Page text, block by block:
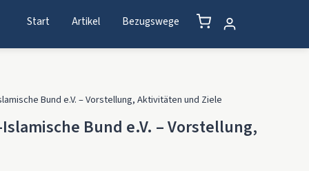
Start Artikel Bezugswege
Bund e.V. – Vorstellung, Aktivitäten und Ziele
Bund e.V. – Vorstellung,